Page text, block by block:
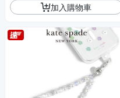
加入購物車